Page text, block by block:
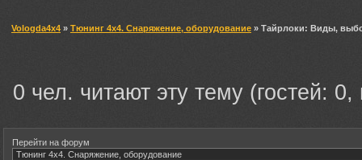
Vologda4x4 » Тюнинг 4х4. Снаряжение, оборудование » Тайрлоки: Виды,
0 чел. читают эту тему (гостей:
Перейти на форум